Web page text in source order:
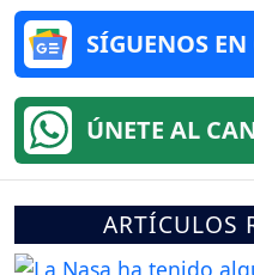
SÍGUENOS
ÚNETE AL
ARTÍCULOS